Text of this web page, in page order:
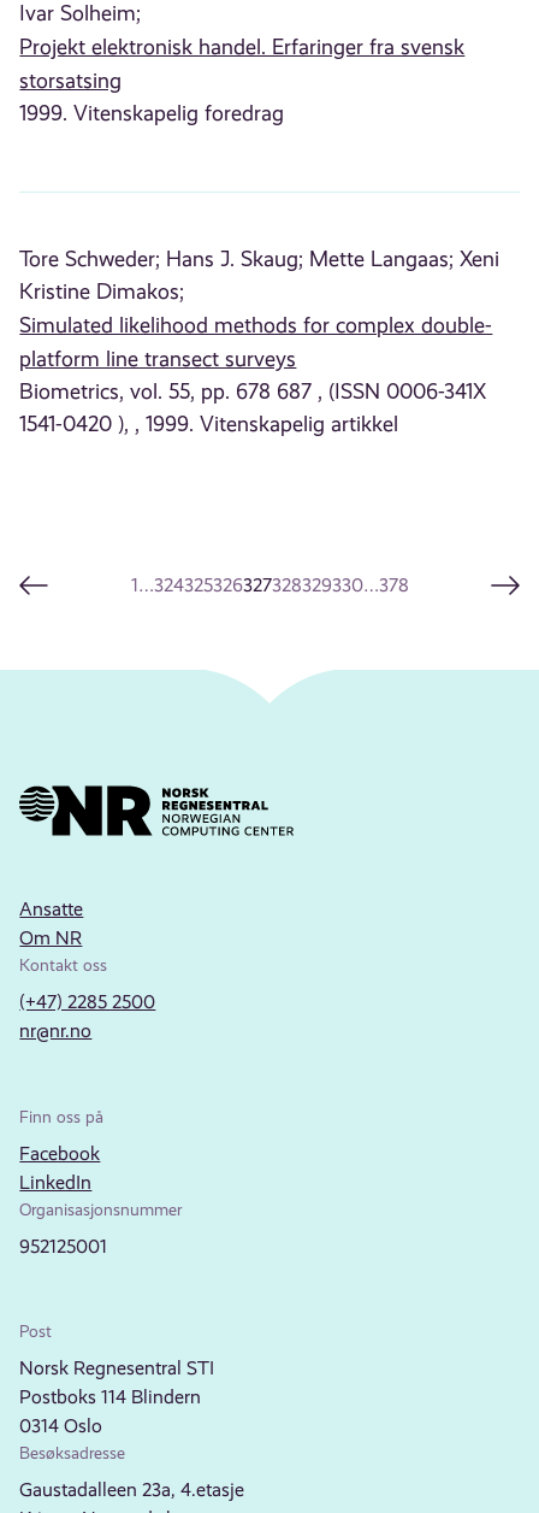
Ivar Solheim;
Projekt elektronisk handel. Erfaringer fra svensk
storsatsing
1999. Vitenskapelig foredrag
Tore Schweder; Hans J. Skaug; Mette Langaas; Xeni
Kristine Dimakos;
Simulated likelihood methods for complex double-
platform line transect surveys
Biometrics, vol. 55, pp. 678 687 , (ISSN 0006-341X
1541-0420 ), , 1999. Vitenskapelig artikkel
1…324325326327328329330…378
Ansatte
Om NR
Kontakt oss
(+47) 2285 2500
nr@nr.no
Finn oss på
Facebook
LinkedIn
Organisasjonsnummer
952125001
Post
Norsk Regnesentral STI
Postboks 114 Blindern
0314 Oslo
Besøksadresse
Gaustadalleen 23a, 4.etasje